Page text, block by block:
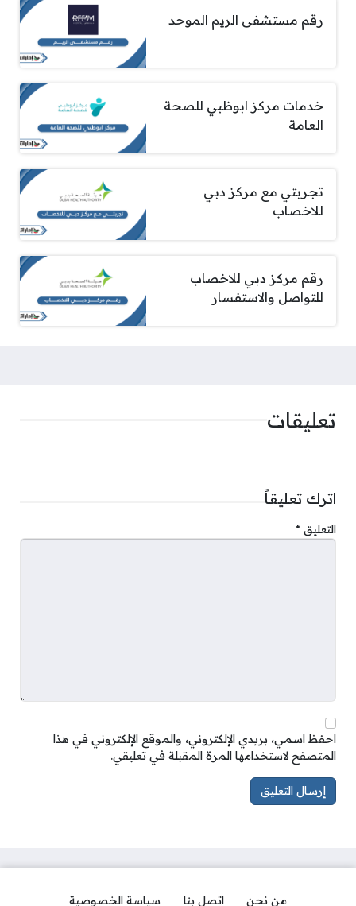
رقم مستشفى الريم الموحد
خدمات مركز ابوظبي للصحة
العامة
تجربتي مع مركز دبي
للاخصاب
رقم مركز دبي للاخصاب
للتواصل والاستفسار
تعليقات
اترك تعليقاً
التعليق *
احفظ اسمي، بريدي الإلكتروني، والموقع الإلكتروني في هذا
المتصفح لاستخدامها المرة المقبلة في تعليقي.
من نحن اتصل بنا سياسة الخصوصية